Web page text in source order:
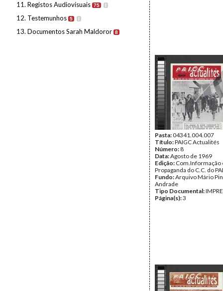
11. Registos Audiovisuais 75 I
12. Testemunhos 5 I
13. Documentos Sarah Maldoror 8
Pasta:04341.004.007
Título:PAIGC Actualités
Número: 8
Data:Agosto de 1969
Edição: Com.Informação
Propaganda do C.C. do
Fundo:Arquivo Mário
Andrade
Tipo Documental:
Página(s):3